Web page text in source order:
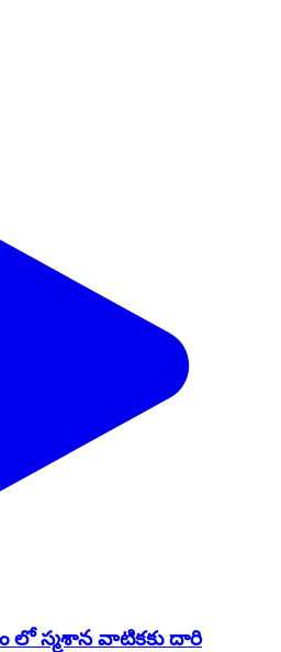
లో స్మశాన వాటికకు దారి